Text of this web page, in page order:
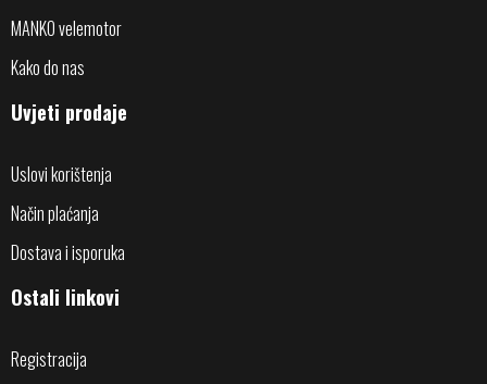
MANKO velemotor
Kako do nas
Uvjeti prodaje
Uslovi korištenja
Način plaćanja
Dostava i isporuka
Ostali linkovi
Registracija